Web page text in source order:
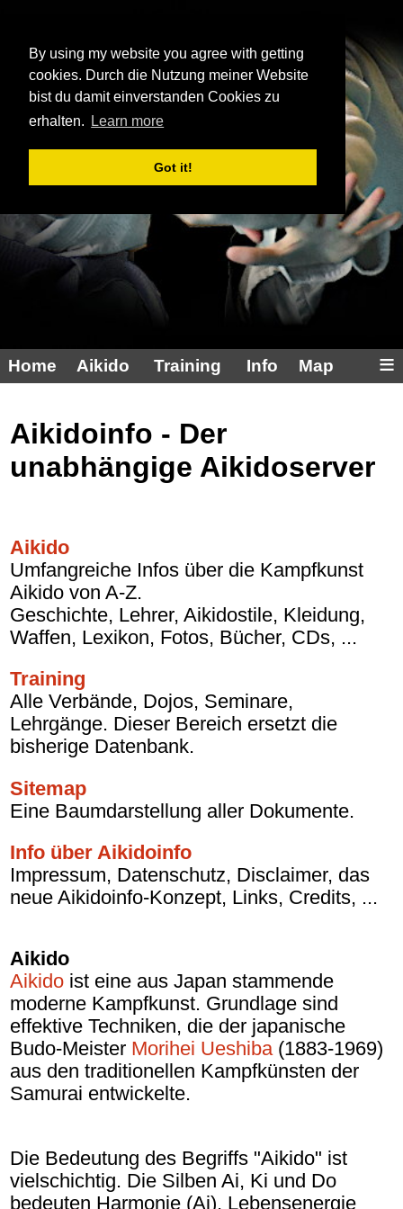
By using my website you agree with getting
cookies. Durch die Nutzung meiner Website
bist du damit einverstanden Cookies zu
erhalten.
Learn more
Got it!
Aikidoinfo
Home Aikido Training Info Map ≡
Aikidoinfo - Der
unabhängige Aikidoserver
Aikido
Umfangreiche Infos über die Kampfkunst
Aikido von A-Z.
Geschichte, Lehrer, Aikidostile, Kleidung,
Waffen, Lexikon, Fotos, Bücher, CDs, ...
Training
Alle Verbände, Dojos, Seminare,
Lehrgänge. Dieser Bereich ersetzt die
bisherige Datenbank.
Sitemap
Eine Baumdarstellung aller Dokumente.
Info über Aikidoinfo
Impressum, Datenschutz, Disclaimer, das
neue Aikidoinfo-Konzept, Links, Credits, ...
Aikido
Aikidoist eine aus Japan stammende
moderne Kampfkunst. Grundlage sind
effektive Techniken, die der japanische
Budo-Meister Morihei Ueshiba(1883-1969)
aus den traditionellen Kampfkünsten der
Samurai entwickelte.
Die Bedeutung des Begriffs "Aikido" ist
vielschichtig. Die Silben Ai, Ki und Do
bedeuten Harmonie (Ai), Lebensenergie